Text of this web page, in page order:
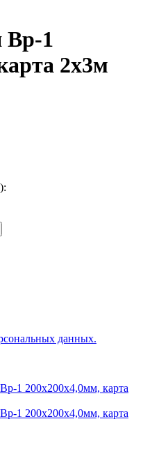
Вр-1
2х3м
данных.